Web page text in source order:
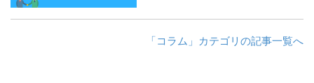
「コラム」カテゴリの記事一覧へ